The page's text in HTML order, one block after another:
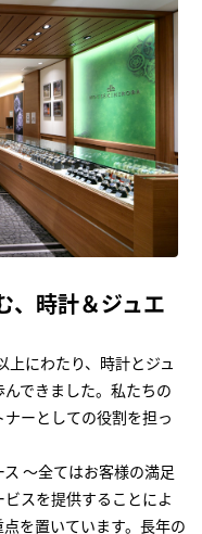
、時計＆ジュエ
にわたり、時計とジュ
できました。私たちの
ーとしての役割を担っ
～全てはお客様の満足
スを提供することによ
を置いています。長年の